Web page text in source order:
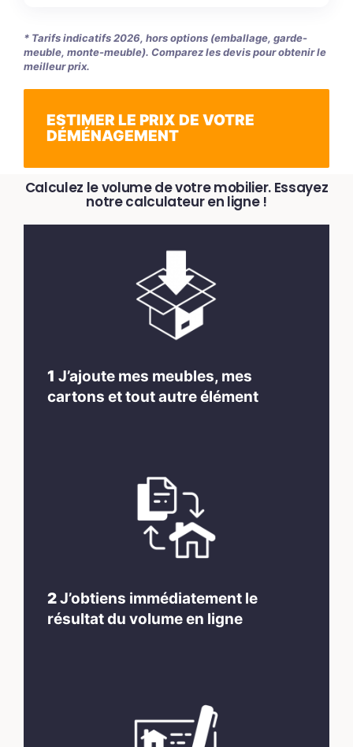
* Tarifs indicatifs 2026, hors options (emballage, garde-
meuble, monte-meuble). Comparez les devis pour obtenir le
meilleur prix.
ESTIMER LE PRIX DE VOTRE
DÉMÉNAGEMENT
Calculez le volume de votre mobilier. Essayez
notre calculateur en ligne !
1 J’ajoute mes meubles, mes
cartons et tout autre élément
2J’obtiens immédiatement le
résultat du volume en ligne